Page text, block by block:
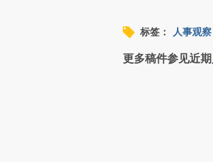
标签： 人事观察
更多稿件参见近期